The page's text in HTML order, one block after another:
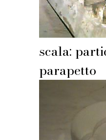
scala:
parapetto